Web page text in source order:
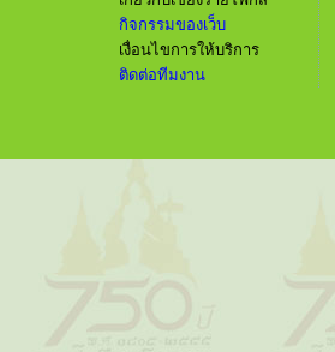
กิจกรรมของเว็บ
เงื่อนไขการให้บริการ
ติดต่อทีมงาน